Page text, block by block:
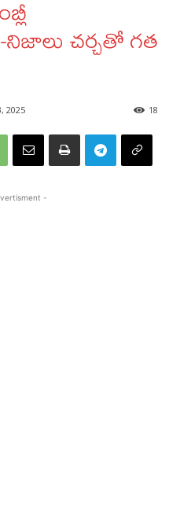
చర్చతో గత
2025 18
-